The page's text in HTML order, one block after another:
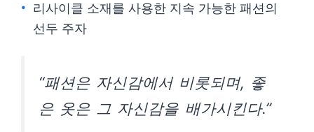
리사이클 소재를 사용한 지속 가능한 패션의
선두 주자
“패션은 자신감에서 비롯되며, 좋
은 옷은 그 자신감을 배가시킨다.”